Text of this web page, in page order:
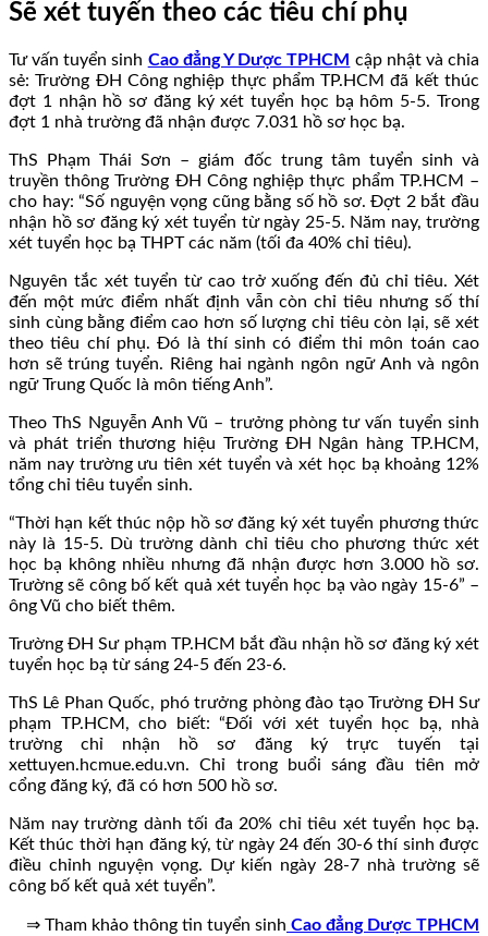
Sẽ xét tuyển theo các tiêu chí phụ
Tư vấn tuyển sinh Cao đẳng Y Dược TPHCM cập nhật và chia
sẻ: Trường ĐH Công nghiệp thực phẩm TP.HCM đã kết thúc
đợt 1 nhận hồ sơ đăng ký xét tuyển học bạ hôm 5-5. Trong
đợt 1 nhà trường đã nhận được 7.031 hồ sơ học bạ.
ThS Phạm Thái Sơn – giám đốc trung tâm tuyển sinh và
truyền thông Trường ĐH Công nghiệp thực phẩm TP.HCM –
cho hay: “Số nguyện vọng cũng bằng số hồ sơ. Đợt 2 bắt đầu
nhận hồ sơ đăng ký xét tuyển từ ngày 25-5. Năm nay, trường
xét tuyển học bạ THPT các năm (tối đa 40% chỉ tiêu).
Nguyên tắc xét tuyển từ cao trở xuống đến đủ chỉ tiêu. Xét
đến một mức điểm nhất định vẫn còn chỉ tiêu nhưng số thí
sinh cùng bằng điểm cao hơn số lượng chỉ tiêu còn lại, sẽ xét
theo tiêu chí phụ. Đó là thí sinh có điểm thi môn toán cao
hơn sẽ trúng tuyển. Riêng hai ngành ngôn ngữ Anh và ngôn
ngữ Trung Quốc là môn tiếng Anh”.
Theo ThS Nguyễn Anh Vũ – trưởng phòng tư vấn tuyển sinh
và phát triển thương hiệu Trường ĐH Ngân hàng TP.HCM,
năm nay trường ưu tiên xét tuyển và xét học bạ khoảng 12%
tổng chỉ tiêu tuyển sinh.
“Thời hạn kết thúc nộp hồ sơ đăng ký xét tuyển phương thức
này là 15-5. Dù trường dành chỉ tiêu cho phương thức xét
học bạ không nhiều nhưng đã nhận được hơn 3.000 hồ sơ.
Trường sẽ công bố kết quả xét tuyển học bạ vào ngày 15-6” –
ông Vũ cho biết thêm.
Trường ĐH Sư phạm TP.HCM bắt đầu nhận hồ sơ đăng ký xét
tuyển học bạ từ sáng 24-5 đến 23-6.
ThS Lê Phan Quốc, phó trưởng phòng đào tạo Trường ĐH Sư
phạm TP.HCM, cho biết: “Đối với xét tuyển học bạ, nhà
trường chỉ nhận hồ sơ đăng ký trực tuyến tại
xettuyen.hcmue.edu.vn. Chỉ trong buổi sáng đầu tiên mở
cổng đăng ký, đã có hơn 500 hồ sơ.
Năm nay trường dành tối đa 20% chỉ tiêu xét tuyển học bạ.
Kết thúc thời hạn đăng ký, từ ngày 24 đến 30-6 thí sinh được
điều chỉnh nguyện vọng. Dự kiến ngày 28-7 nhà trường sẽ
công bố kết quả xét tuyển”.
⇒ Tham khảo thông tin tuyển sinh Cao đẳng Dược TPHCM